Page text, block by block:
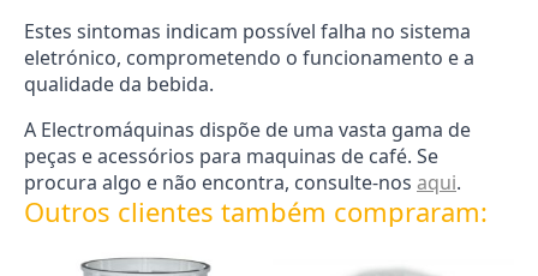
Estes sintomas indicam possível falha no sistema
eletrónico, comprometendo o funcionamento e a
qualidade da bebida.
A Electromáquinas dispõe de uma vasta gama de
peças e acessórios para maquinas de café. Se
procura algo e não encontra, consulte-nos aqui.
Outros clientes também compraram: